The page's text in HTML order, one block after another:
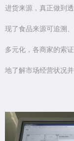
进货来源，真正做到
现了食品来源可追溯
多元化，各商家的索
地了解市场经营状况